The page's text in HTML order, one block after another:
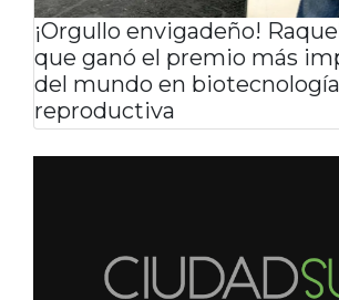
¡Orgullo envigadeño!
que ganó el premio más
del mundo en biotecnología
reproductiva